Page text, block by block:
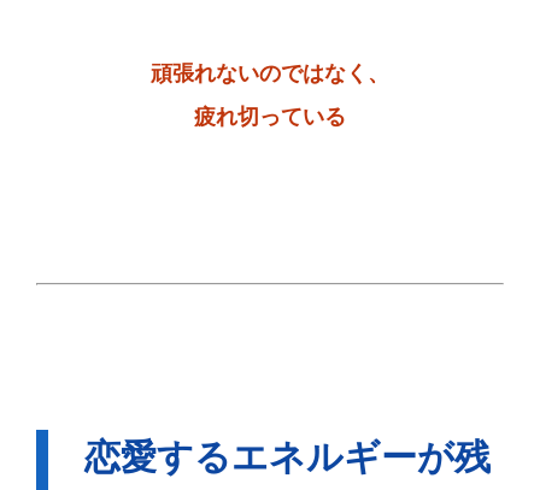
頑張れないのではなく、
疲れ切っている
恋愛するエネルギーが残